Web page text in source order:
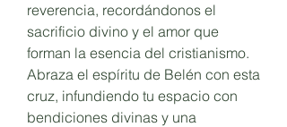
reverencia, recordándonos el
sacrificio divino y el amor que
forman la esencia del cristianismo.
Abraza el espíritu de Belén con esta
cruz, infundiendo tu espacio con
bendiciones divinas y una